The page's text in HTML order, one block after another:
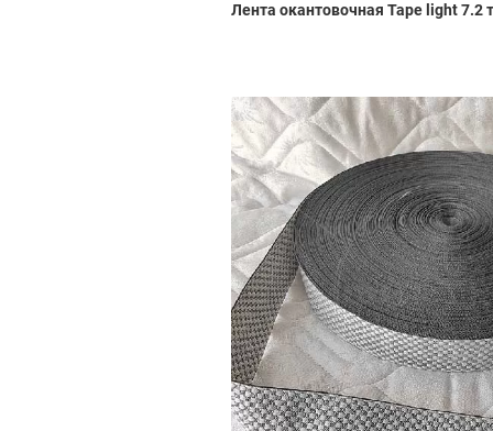
Лента окантовочная Tape light